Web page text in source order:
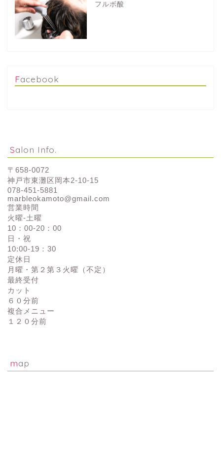
フルボ酸
Facebook
Salon Info.
〒658-0072
神戸市東灘区岡本2-10-15
078-451-5881
marbleokamoto@gmail.com
営業時間
火曜-土曜
10：00-20：00
日・祝
10:00-19：30
定休日
月曜・第２第３火曜（不定）
最終受付
カット
６０分前
複合メニュー
１２０分前
map